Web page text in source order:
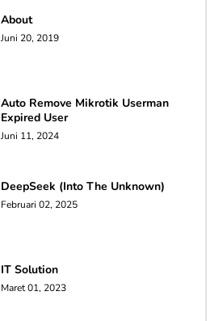
About
Juni 20, 2019
Auto Remove Mikrotik Userman
Expired User
Juni 11, 2024
DeepSeek (Into The Unknown)
Februari 02, 2025
IT Solution
Maret 01, 2023